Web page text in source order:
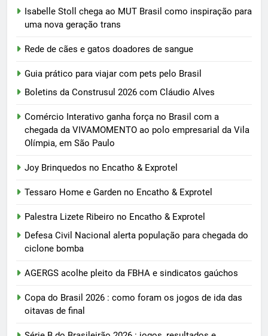
Isabelle Stoll chega ao MUT Brasil como inspiração para
uma nova geração trans
Rede de cães e gatos doadores de sangue
Guia prático para viajar com pets pelo Brasil
Boletins da Construsul 2026 com Cláudio Alves
Comércio Interativo ganha força no Brasil com a
chegada da VIVAMOMENTO ao polo empresarial da Vila
Olímpia, em São Paulo
Joy Brinquedos no Encatho & Exprotel
Tessaro Home e Garden no Encatho & Exprotel
Palestra Lizete Ribeiro no Encatho & Exprotel
Defesa Civil Nacional alerta população para chegada do
ciclone bomba
AGERGS acolhe pleito da FBHA e sindicatos gaúchos
Copa do Brasil 2026 : como foram os jogos de ida das
oitavas de final